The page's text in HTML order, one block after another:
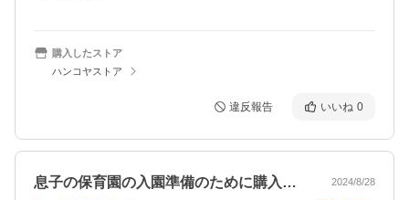
購入したストア
ハンコヤストア
違反報告 いいね 0
息子の保育園の入園準備のために購入しま… 2024/8/28